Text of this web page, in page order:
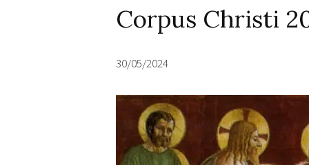
Corpus Christi
30/05/2024